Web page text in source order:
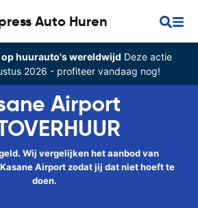
Auto Huren
huurauto's wereldwijd Deze actie
2026 - profiteer vandaag nog!
Airport
Wij vergelijken het aanbod van
Airport zodat jij dat niet hoeft te
doen.